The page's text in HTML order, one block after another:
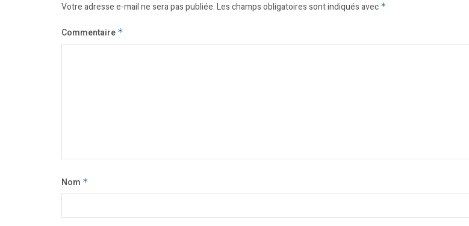
Votre adresse e-mail ne sera pas publiée.Les champs obligatoires sont indiqués avec *
Commentaire *
Nom *